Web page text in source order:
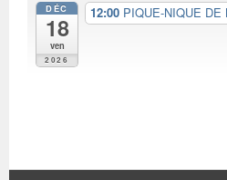
DÉC
18
ven
2026
12:00 PIQUE-NIQUE DE